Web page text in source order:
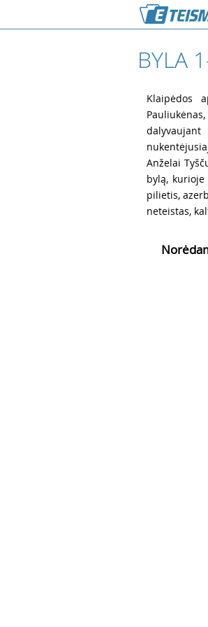
BYLA
Klaipėdos
Anželai
bylą,
pilietis,
neteistas,